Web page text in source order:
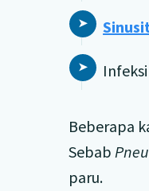
Beberapa
Sebab
paru.